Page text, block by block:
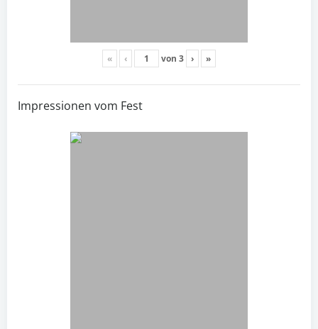
« ‹ von 3 › »
Impressionen vom Fest